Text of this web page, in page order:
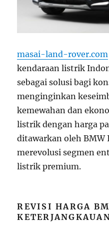
masai-land-rover.com
kendaraan listrik
sebagai solusi bagi
menginginkan
kemewahan dan
listrik dengan harga
ditawarkan oleh BMW
merevolusi segmen
listrik premium.
REVISI HARGA